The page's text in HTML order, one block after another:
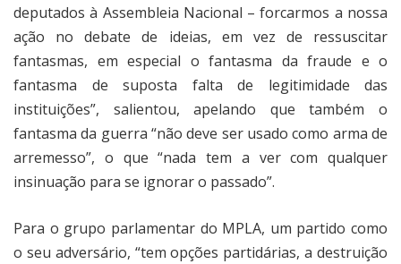
deputados à Assembleia Nacional – forcarmos a nossa
ação no debate de ideias, em vez de ressuscitar
fantasmas, em especial o fantasma da fraude e o
fantasma de suposta falta de legitimidade das
instituições”, salientou, apelando que também o
fantasma da guerra “não deve ser usado como arma de
arremesso”, o que “nada tem a ver com qualquer
insinuação para se ignorar o passado”.
Para o grupo parlamentar do MPLA, um partido como
o seu adversário, “tem opções partidárias, a destruição